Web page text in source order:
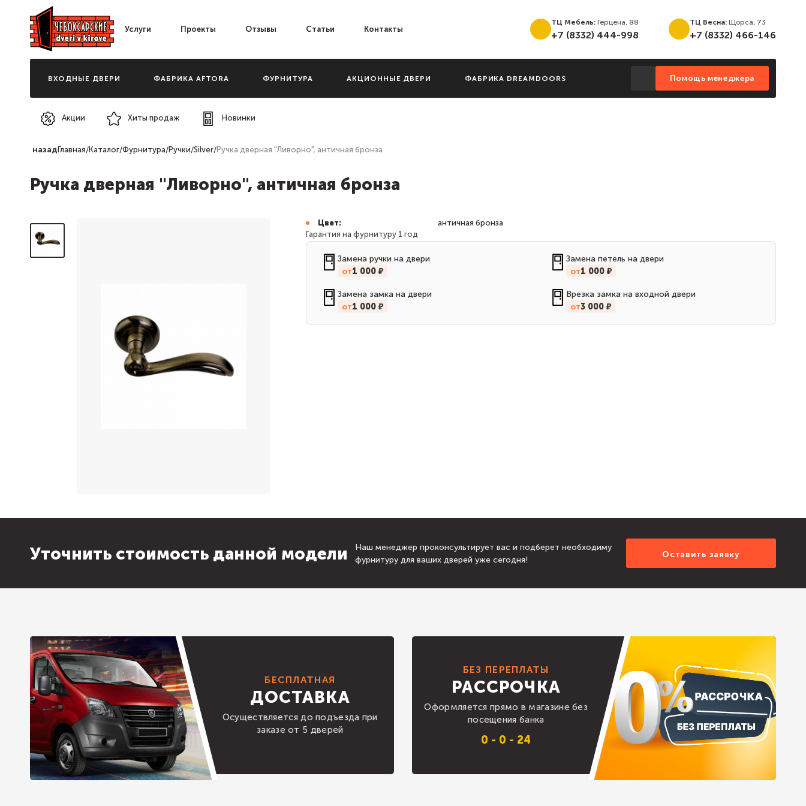
Услуги Проекты Отзывы Статьи Контакты
ТЦ Мебель: Герцена, 88
+7 (8332) 444-998
ТЦ Весна: Щорса, 73
+7 (8332) 466-146
ВХОДНЫЕ ДВЕРИ ФАБРИКА AFTORA ФУРНИТУРА АКЦИОННЫЕ ДВЕРИ ФАБРИКА DREAMDOORS Помощь менеджера
Акции Хиты продаж Новинки
назадГлавная/Каталог/Фурнитура/Ручки/Silver/Ручка дверная "Ливорно", античная бронза
Ручка дверная "Ливорно", античная бронза
Цвет:
античная бронза
Гарантия на фурнитуру 1 год
Замена ручки на двери
от1 000 ₽
Замена петель на двери
от1 000 ₽
Замена замка на двери
от1 000 ₽
Врезка замка на входной двери
от3 000 ₽
Уточнить стоимость данной модели
Наш менеджер проконсультирует вас и подберет необходиму
фурнитуру для ваших дверей уже сегодня!
Оставить заявку
БЕСПЛАТНАЯ
ДОСТАВКА
Осуществляется до подъезда при
заказе от 5 дверей
БЕЗ ПЕРЕПЛАТЫ
РАССРОЧКА
Оформляется прямо в магазине без
посещения банка
0 - 0 - 24